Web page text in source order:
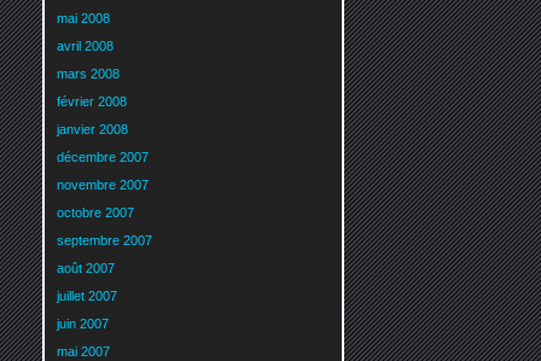
mai 2008
avril 2008
mars 2008
février 2008
janvier 2008
décembre 2007
novembre 2007
octobre 2007
septembre 2007
août 2007
juillet 2007
juin 2007
mai 2007